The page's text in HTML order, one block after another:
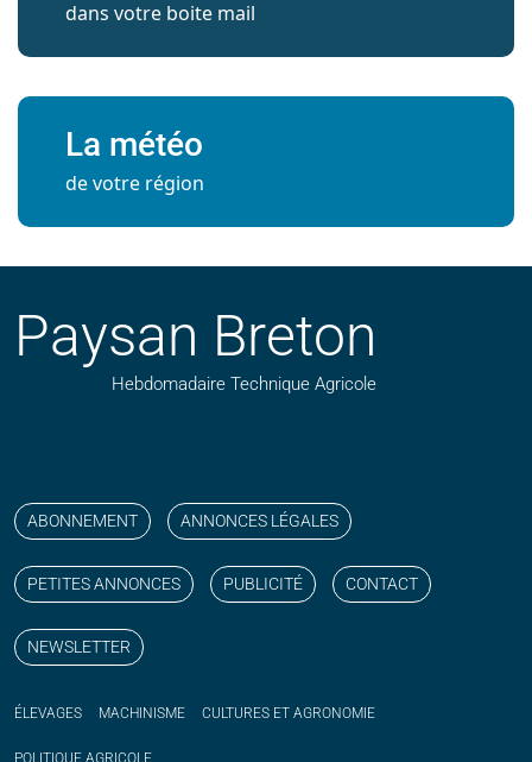
dans votre boite mail
La météo
de votre région
Paysan Breton
Hebdomadaire Technique Agricole
ABONNEMENT ANNONCES LÉGALES
PETITES ANNONCES PUBLICITÉ CONTACT
NEWSLETTER
ÉLEVAGES MACHINISME CULTURES ET AGRONOMIE
POLITIQUE AGRICOLE